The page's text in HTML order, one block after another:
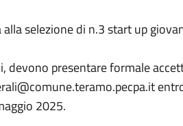
selezione di n.3 start up
devono presentare formale
2025.